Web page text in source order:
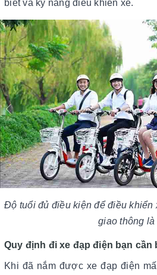
biết và kỹ năng điều khiển xe.
Độ tuổi đủ điều kiện để điều khiển
giao thông là
Quy định đi xe đạp điện bạn cần
Khi đã nắm được xe đạp điện